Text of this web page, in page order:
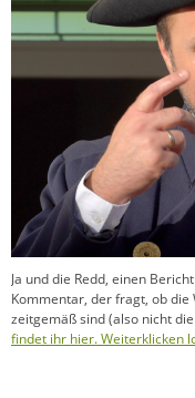
Ja und die Redd, einen
Kommentar, der fragt, ob die
zeitgemäß sind (also nicht
findet ihr hier. Weiterklicken